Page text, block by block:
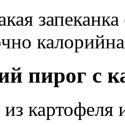
пирог с
картофеля